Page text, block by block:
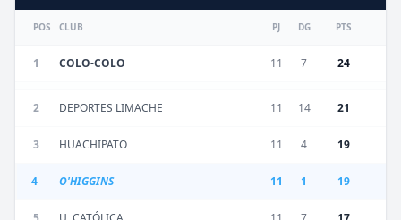
POS CLUB PJ DG PTS
1 COLO-COLO 11 7 24
2 DEPORTES LIMACHE 11 14 21
3 HUACHIPATO 11 4 19
4 O'HIGGINS 11 1 19